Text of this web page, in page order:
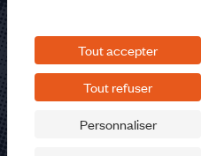
Tout accepter
Tout refuser
Personnaliser
Nous
©2026